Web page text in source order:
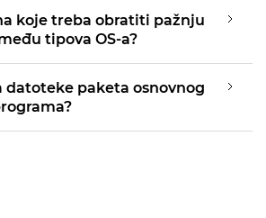
koje treba obratiti pažnju
tipova OS-a?
datoteke paketa osnovnog